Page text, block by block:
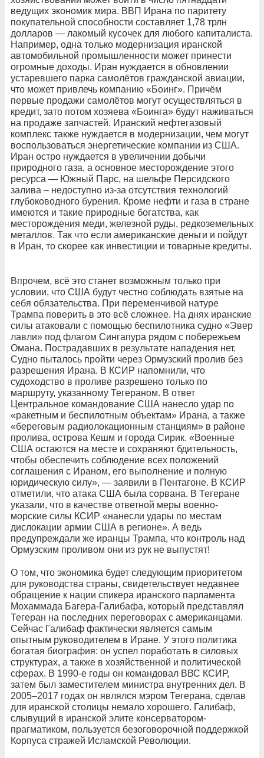
ведущих экономик мира. ВВП Ирана по паритету
покупательной способности составляет 1,78 трлн
долларов — лакомый кусочек для любого капиталиста.
Например, одна только модернизация иранской
автомобильной промышленности может принести
огромные доходы. Иран нуждается в обновлении
устаревшего парка самолётов гражданской авиации,
что может привлечь компанию «Боинг». Причём
первые продажи самолётов могут осуществляться в
кредит, зато потом хозяева «Боинга» будут наживаться
на продаже запчастей. Иранский нефтегазовый
комплекс также нуждается в модернизации, чем могут
воспользоваться энергетические компании из США.
Иран остро нуждается в увеличении добычи
природного газа, а основное месторождение этого
ресурса — Южный Парс, на шельфе Персидского
залива – недоступно из-за отсутствия технологий
глубоководного бурения. Кроме нефти и газа в стране
имеются и такие природные богатства, как
месторождения меди, железной руды, редкоземельных
металлов. Так что если американские деньги и пойдут
в Иран, то скорее как инвестиции и товарные кредиты.
Впрочем, всё это станет возможным только при
условии, что США будут честно соблюдать взятые на
себя обязательства. При переменчивой натуре
Трампа поверить в это всё сложнее. На днях иранские
силы атаковали с помощью беспилотника судно «Эвер
лавли» под флагом Сингапура рядом с побережьем
Омана. Пострадавших в результате нападения нет.
Судно пыталось пройти через Ормузский пролив без
разрешения Ирана. В КСИР напомнили, что
судоходство в проливе разрешено только по
маршруту, указанному Тегераном. В ответ
Центральное командование США нанесло удар по
«ракетным и беспилотным объектам» Ирана, а также
«береговым радиолокационным станциям» в районе
пролива, острова Кешм и города Сирик. «Военные
США остаются на месте и сохраняют бдительность,
чтобы обеспечить соблюдение всех положений
соглашения с Ираном, его выполнение и полную
юридическую силу», — заявили в Пентагоне. В КСИР
отметили, что атака США была сорвана. В Тегеране
указали, что в качестве ответной меры военно-
морские силы КСИР «нанесли удары по местам
дислокации армии США в регионе». А ведь
предупреждали же иранцы Трампа, что контроль над
Ормузским проливом они из рук не выпустят!
О том, что экономика будет следующим приоритетом
для руководства страны, свидетельствует недавнее
обращение к нации спикера иранского парламента
Мохаммада Багера-Галибафа, который представлял
Тегеран на последних переговорах с американцами.
Сейчас Галибаф фактически является самым
опытным руководителем в Иране. У этого политика
богатая биография: он успел поработать в силовых
структурах, а также в хозяйственной и политической
сферах. В 1990-е годы он командовал ВВС КСИР,
затем был заместителем министра внутренних дел. В
2005–2017 годах он являлся мэром Тегерана, сделав
для иранской столицы немало хорошего. Галибаф,
слывущий в иранской элите консерватором-
прагматиком, пользуется безоговорочной поддержкой
Корпуса стражей Исламской Революции.